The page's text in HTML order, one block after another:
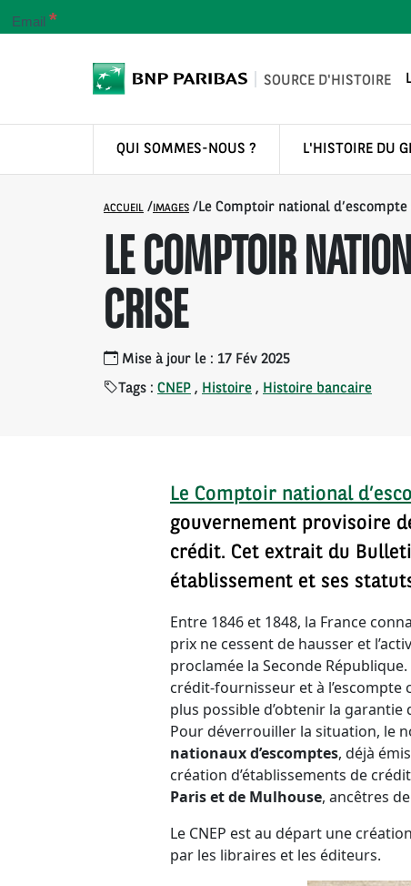
SOURCE D'HISTOIRE
QUI SOMMES-NOUS ? L'HISTOIRE DU
ACCUEIL / IMAGES /Le Comptoir national
LE COMPTOIR
CRISE
Mise à jour le : 17 Fév 2025
Tags : CNEP , Histoire , Histoire bancaire
Le Comptoir national
gouvernement provisoire
crédit. Cet extrait du
établissement et ses
Entre 1846 et 1848, la France
prix ne cessent de hausser et
proclamée la Seconde
crédit-fournisseur et à l’escompte
plus possible d’obtenir la
Pour déverrouiller la situation, le
nationaux d’escomptes, déjà
création d’établissements de
Paris et de Mulhouse, ancêtres de
Le CNEP est au départ une
par les libraires et les éditeurs.
Email *